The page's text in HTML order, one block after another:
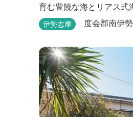
育む豊饒な海とリアス式
ッシングゾーンです。 地
んか？ 釣りはもちろん
ビジネス様にも人気のお
の団体様やスポーツ合宿
応い...
伊勢志摩 度会郡南伊